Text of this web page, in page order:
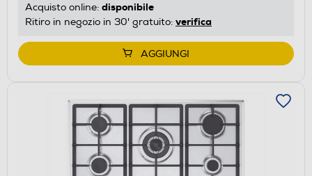
Acquisto online: disponibile
Ritiro in negozio in 30' gratuito: verifica
AGGIUNGI